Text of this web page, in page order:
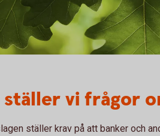
vi frågor
ställer krav på att banker och